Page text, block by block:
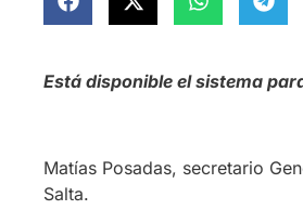
Está disponible el sistema
Matías Posadas, secretario
Salta.